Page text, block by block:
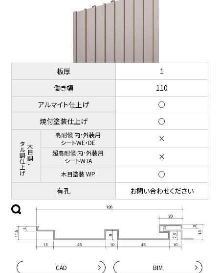
板厚
1
働き幅
110
アルマイト仕上げ
○
焼付塗装仕上げ
○
木目調・
メタル調仕上げ
高耐候 内･外装用
シートWE・DE
×
超高耐候 内･外装用
シートWTA
×
木目塗装 WP
○
有孔
お問い合わせください
CAD BIM